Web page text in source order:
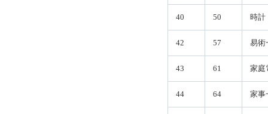
40 50 時計
42 57 易術
43 61 家庭
44 64 家事